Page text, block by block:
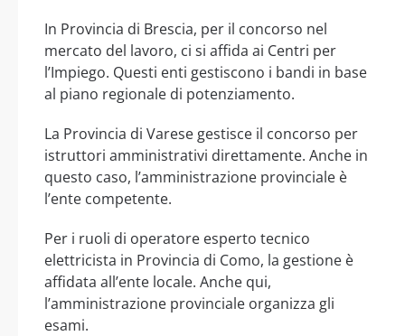
In Provincia di Brescia, per il concorso nel
mercato del lavoro, ci si affida ai Centri per
l’Impiego. Questi enti gestiscono i bandi in base
al piano regionale di potenziamento.
La Provincia di Varese gestisce il concorso per
istruttori amministrativi direttamente. Anche in
questo caso, l’amministrazione provinciale è
l’ente competente.
Per i ruoli di operatore esperto tecnico
elettricista in Provincia di Como, la gestione è
affidata all’ente locale. Anche qui,
l’amministrazione provinciale organizza gli
esami.